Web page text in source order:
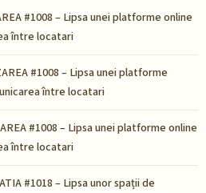
#1008 – Lipsa unei platforme online
între locatari
#1008 – Lipsa unei platforme
între locatari
#1008 – Lipsa unei platforme online
între locatari
#1018 – Lipsa unor spații de